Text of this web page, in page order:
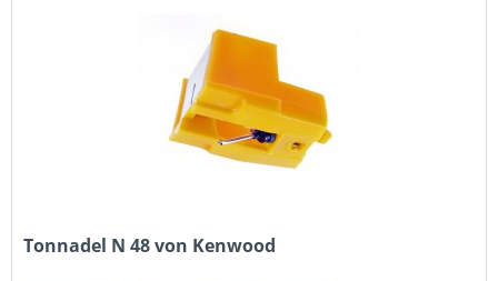
Tonnadel N 48 von Kenwood